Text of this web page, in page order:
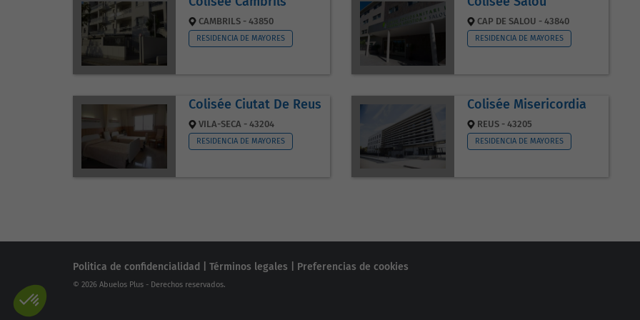
CAMBRILS - 43850
RESIDENCIA DE MAYORES
CAP DE SALOU - 43840
RESIDENCIA DE MAYORES
Colisée Ciutat De Reus
VILA-SECA - 43204
RESIDENCIA DE MAYORES
Colisée Misericordia
REUS - 43205
RESIDENCIA DE MAYORES
Politica de confidencialidad Términos legales Preferencias de cookies
© 2026 Abuelos Plus - Derechos reservados.